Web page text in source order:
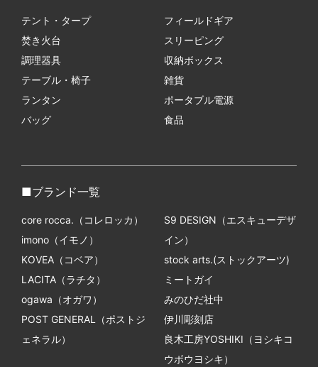
テント・タープ
焚き火台
調理器具
テーブル・椅子
ランタン
バッグ
フィールドギア
スリーピング
収納ボックス
雑貨
ポータブル電源
食品
ブランド一覧
core rocca.（コレロッカ）
imono（イモノ）
KOVEA（コベア）
LACITA（ラチタ）
ogawa（オガワ）
POST GENERAL（ポストジ
ェネラル）
S9 DESIGN（エスキューデザ
イン）
stock arts.(ストックアーツ)
ミートガイ
みのひだ社中
伊川彫刻店
良木工房YOSHIKI（ヨシキコ
ウボウヨシキ）